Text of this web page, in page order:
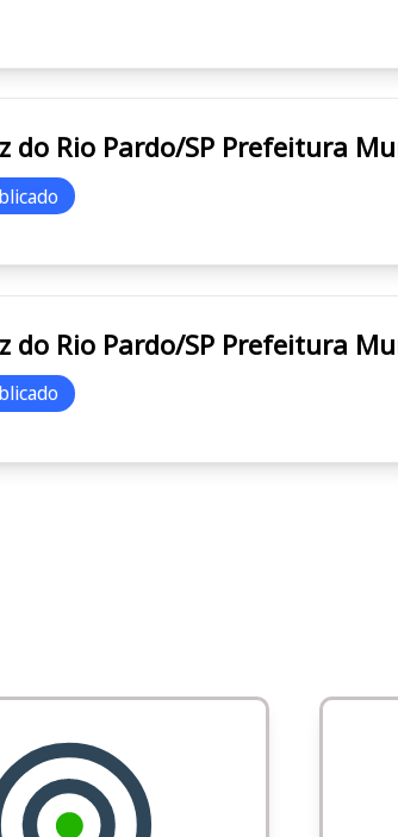
Santa Cruz do Rio
Santa Cruz do Rio